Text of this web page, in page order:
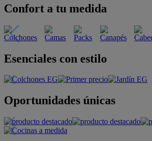
Confort a tu medida
Esenciales con estilo
Oportunidades únicas